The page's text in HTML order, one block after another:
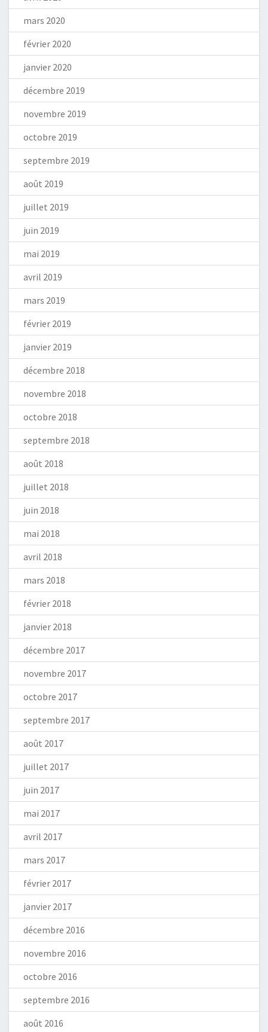
mars 2020
février 2020
janvier 2020
décembre 2019
novembre 2019
octobre 2019
septembre 2019
août 2019
juillet 2019
juin 2019
mai 2019
avril 2019
mars 2019
février 2019
janvier 2019
décembre 2018
novembre 2018
octobre 2018
septembre 2018
août 2018
juillet 2018
juin 2018
mai 2018
avril 2018
mars 2018
février 2018
janvier 2018
décembre 2017
novembre 2017
octobre 2017
septembre 2017
août 2017
juillet 2017
juin 2017
mai 2017
avril 2017
mars 2017
février 2017
janvier 2017
décembre 2016
novembre 2016
octobre 2016
septembre 2016
août 2016